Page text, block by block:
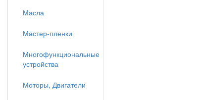
Масла
Мастер-пленки
Многофункциональные
устройства
Моторы, Двигатели